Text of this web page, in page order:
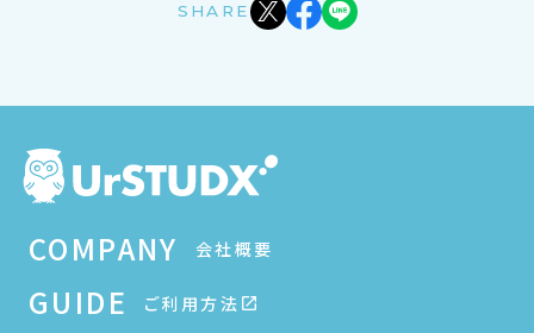
SHARE
COMPANY 会社概要
GUIDE ご利用方法